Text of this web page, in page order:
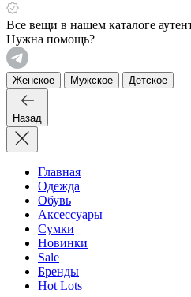
Все вещи в нашем каталоге
Нужна помощь?
Женское Мужское Детское
Назад
Главная
Одежда
Обувь
Аксессуары
Сумки
Новинки
Sale
Бренды
Hot Lots